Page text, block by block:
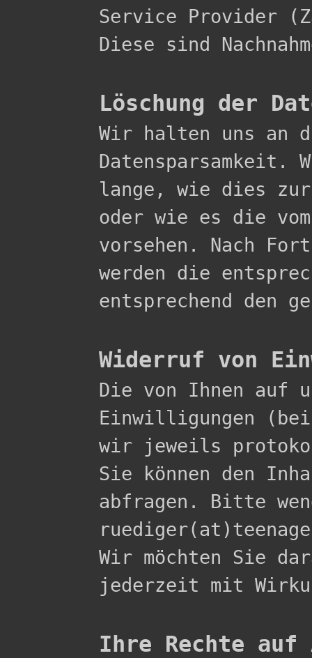
Service Provider
Diese sind
Löschung der
Wir halten uns an
Datensparsamkeit.
lange, wie dies
oder wie es die
vorsehen. Nach
werden die
entsprechend den
Widerruf von
Die von Ihnen auf
Einwilligungen
wir jeweils
Sie können den
abfragen. Bitte
Wir möchten Sie
jederzeit mit
Ihre Rechte auf